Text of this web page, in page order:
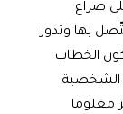
صراع
بها وتدور
الخطاب
الشخصية
معلوما